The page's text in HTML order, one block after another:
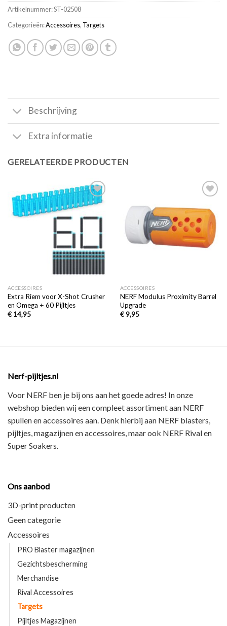
Artikelnummer:ST-02508
Categorieën:Accessoires, Targets
Beschrijving
Extra informatie
GERELATEERDE PRODUCTEN
Toevoegen
verlanglijst
ACCESSOIRES
Extra Riem voor X-Shot Crusher
en Omega + 60 Pijltjes
€14,95
aan
verlanglijst
ACCESSOIRES
NERF Modulus Proximity Barrel
Upgrade
€9,95
Nerf-pijltjes.nl
Voor NERF ben je bij ons aan het goede adres! In onze
webshop bieden wij eencompleet assortimentaan NERF
spullen en accessoires aan. Denk hierbij aan NERF blasters,
pijltjes, magazijnen en accessoires , maar ook NERF Rival en
Super Soakers
Ons aanbod
3D-print producten
Geen categorie
Accessoires
PRO Blaster magazijnen
Gezichtsbescherming
Merchandise
Rival Accessoires
Targets
Pijltjes Magazijnen